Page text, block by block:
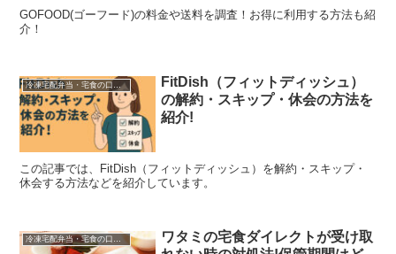
GOFOOD(ゴーフード)の料金や送料を調査！お得に利用する方法も紹
介！
FitDish（フィットディッシュ）
の解約・スキップ・休会の方法を
紹介!
この記事では、FitDish（フィットディッシュ）を解約・スキップ・
休会する方法などを紹介しています。
冷凍宅配弁当・宅食の口コミなど
ワタミの宅食ダイレクトが受け取